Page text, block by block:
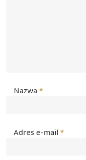
Nazwa*
Adres e-mail*